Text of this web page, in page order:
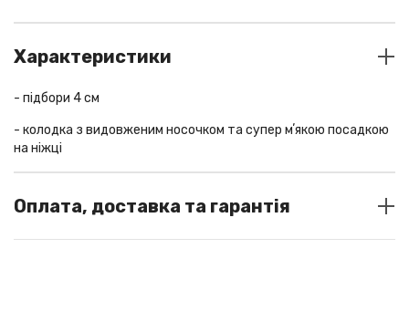
Характеристики
- підбори 4 см
- колодка з видовженим носочком та супер мʼякою посадкою
на ніжці
Глибоке декольте робить модель трендовою і дуже
Оплата, доставка та гарантія